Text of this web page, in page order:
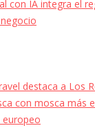
con IA integra el
destaca a Los
con mosca más
europeo